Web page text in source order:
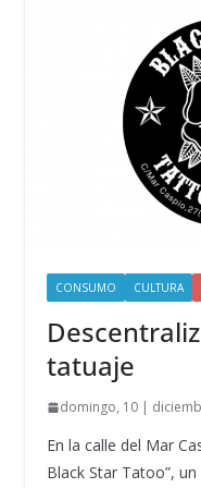
CONSUMO CULTURA
tatuaje
domingo, 10 |
En la calle del Mar
Black Star Tatoo”,